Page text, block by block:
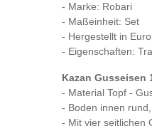
- Marke: Robari
- Maßeinheit: Set
- Hergestellt in
- Eigenschaften:
Kazan Gusseisen
- Material Topf -
- Boden innen
- Mit vier seitlichen